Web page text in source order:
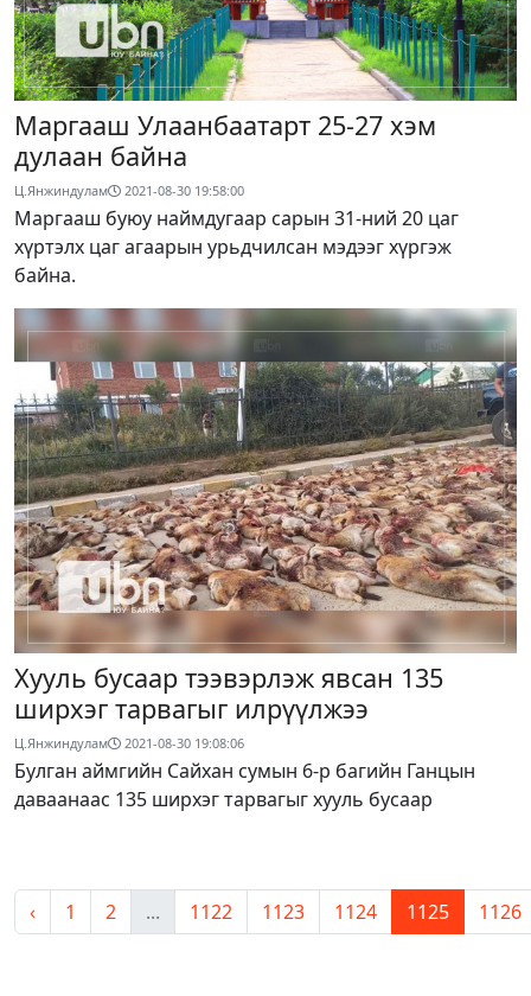
Маргааш Улаанбаатарт 25-27 хэм
дулаан байна
Ц.Янжиндулам 2021-08-30 19:58:00
Маргааш буюу наймдугаар сарын 31-ний 20 цаг
хүртэлх цаг агаарын урьдчилсан мэдээг хүргэж
байна.
Хууль бусаар тээвэрлэж явсан 135
ширхэг тарвагыг илрүүлжээ
Ц.Янжиндулам 2021-08-30 19:08:06
Булган аймгийн Сайхан сумын 6-р багийн Ганцын
даваанаас 135 ширхэг тарвагыг хууль бусаар
‹ 1 2 ... 1122 1123 1124 1125 1126